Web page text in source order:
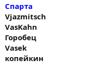
Спарта
Vjazmitsch
VasKahn
Горобец
Vasek
копейкин